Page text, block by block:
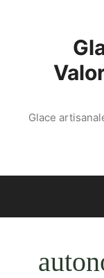
Glace